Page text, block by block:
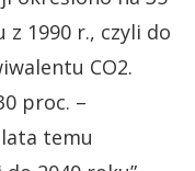
1990 r., czyli do
CO2.
proc. –
temu